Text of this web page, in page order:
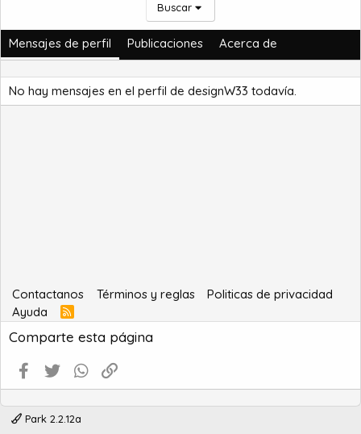
Buscar
Mensajes de perfil Publicaciones Acerca de
No hay mensajes en el perfil de designW33 todavía.
Contactanos Términos y reglas
Politicas de privacidad
Ayuda
R
S
S
Comparte esta página
Facebook
Twitter WhatsApp
Park 2.2.12a